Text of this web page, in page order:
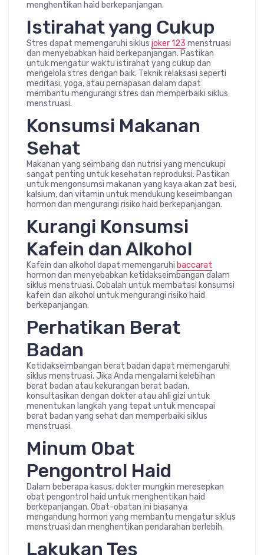
menghentikan haid berkepanjangan.
Istirahat yang Cukup
Stres dapat memengaruhi siklus joker 123 menstruasi
dan menyebabkan haid berkepanjangan. Pastikan
untuk mengatur waktu istirahat yang cukup dan
mengelola stres dengan baik. Teknik relaksasi seperti
meditasi, yoga, atau pernapasan dalam dapat
membantu mengurangi stres dan memperbaiki siklus
menstruasi.
Konsumsi Makanan
Sehat
Makanan yang seimbang dan nutrisi yang mencukupi
sangat penting untuk kesehatan reproduksi. Pastikan
untuk mengonsumsi makanan yang kaya akan zat besi,
kalsium, dan vitamin untuk mendukung keseimbangan
hormon dan mengurangi risiko haid berkepanjangan.
Kurangi Konsumsi
Kafein dan Alkohol
Kafein dan alkohol dapat memengaruhi baccarat
hormon dan menyebabkan ketidakseimbangan dalam
siklus menstruasi. Cobalah untuk membatasi konsumsi
kafein dan alkohol untuk mengurangi risiko haid
berkepanjangan.
Perhatikan Berat
Badan
Ketidakseimbangan berat badan dapat memengaruhi
siklus menstruasi. Jika Anda mengalami kelebihan
berat badan atau kekurangan berat badan,
konsultasikan dengan dokter atau ahli gizi untuk
menentukan langkah yang tepat untuk mencapai
berat badan yang sehat dan memperbaiki siklus
menstruasi.
Minum Obat
Pengontrol Haid
Dalam beberapa kasus, dokter mungkin meresepkan
obat pengontrol haid untuk menghentikan haid
berkepanjangan. Obat-obatan ini biasanya
mengandung hormon yang membantu mengatur siklus
menstruasi dan menghentikan pendarahan berlebih.
Lakukan Tes